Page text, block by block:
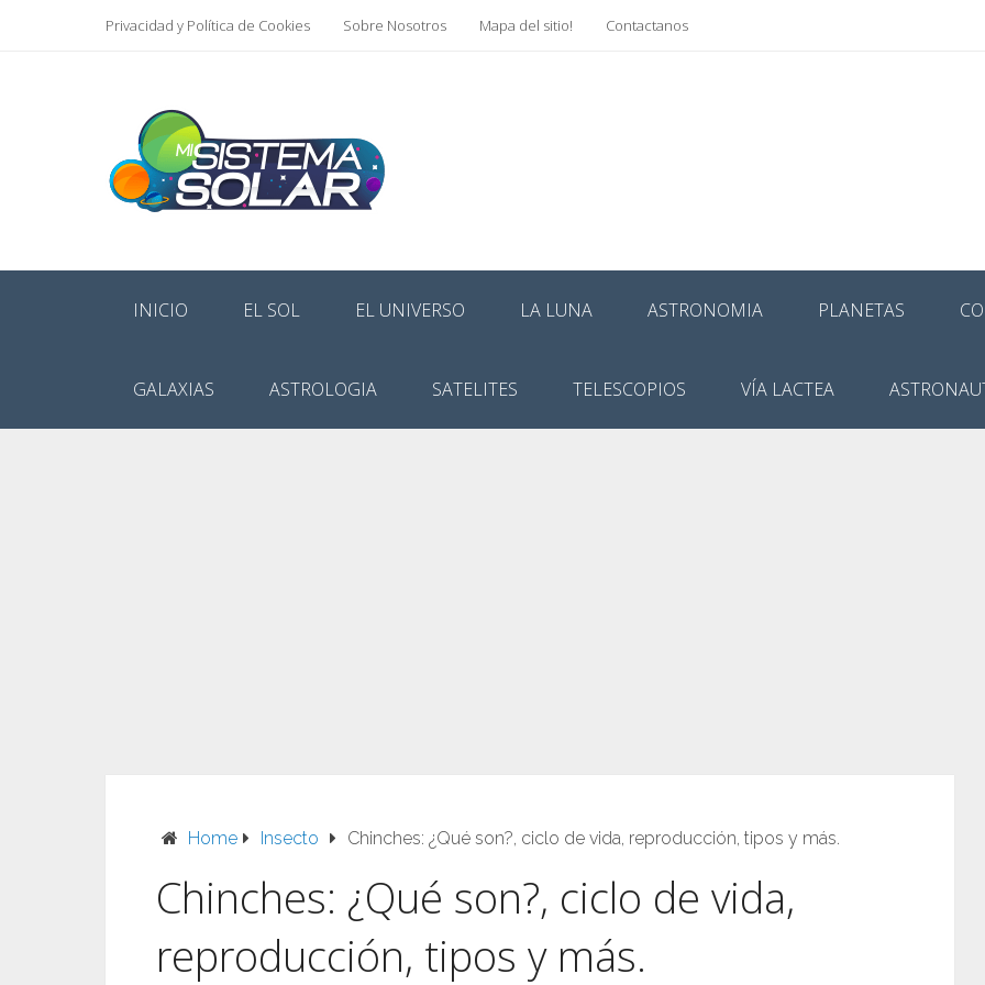
Privacidad y Política de Cookies Sobre Nosotros Mapa del sitio! Contactanos
INICIO EL SOL EL UNIVERSO LA LUNA ASTRONOMIA PLANETAS
GALAXIAS ASTROLOGIA SATELITES TELESCOPIOS VÍA LACTEA
Home Insecto Chinches: ¿Qué son?, ciclo de vida, reproducción, tipos y más.
Chinches: ¿Qué son?, ciclo de vida,
reproducción, tipos y más.